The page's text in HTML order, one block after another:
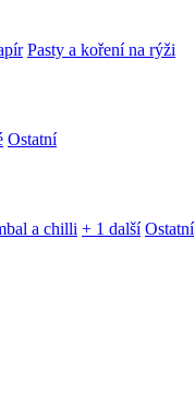
Pasty a koření na rýži
Ostatní
a chilli + 1 další Ostatní